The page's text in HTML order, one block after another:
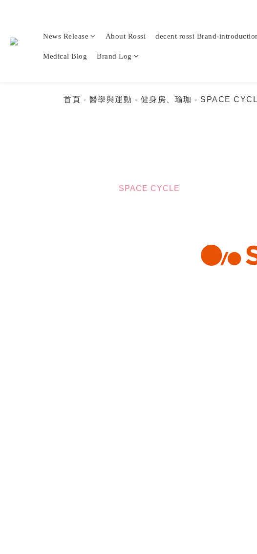
News Release About Rossi decent rossi Brand-
Medical Blog Brand Log
首頁 - 醫學與運動 - 健身房、瑜珈 - SPACE
SPACE CYCLE